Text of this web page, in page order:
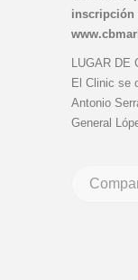
inscripción
LUGAR DE
El Clinic se
Antonio
General